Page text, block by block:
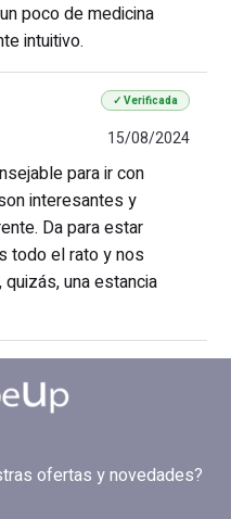
poco de medicina
intuitivo.
✓ Verificada
15/08/2024
para ir con
interesantes y
Da para estar
todo el rato y nos
una estancia
ofertas y novedades?